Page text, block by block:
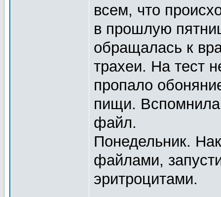
всем, что
в прошлую
обращалась к
трахеи. На тест
пропало
пищи.
файл.
Понедельник.
файлами,
эритроцитами.